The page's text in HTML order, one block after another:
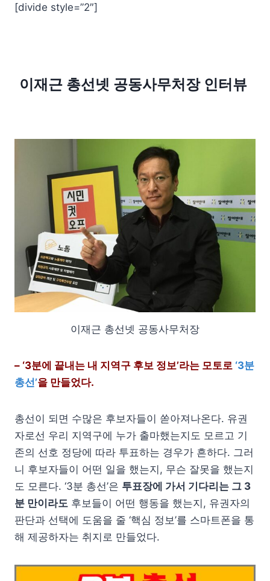
[divide style=”2″]
이재근 총선넷 공동사무처장 인터뷰
이재근 총선넷 공동사무처장
– ‘3분에 끝내는 내 지역구 후보 정보’라는 모토로 ‘3분
총선’을 만들었다.
총선이 되면 수많은 후보자들이 쏟아져나온다. 유권
자로선 우리 지역구에 누가 출마했는지도 모르고 기
존의 선호 정당에 따라 투표하는 경우가 흔하다. 그러
니 후보자들이 어떤 일을 했는지, 무슨 잘못을 했는지
도 모른다. ‘3분 총선’은 투표장에 가서 기다리는 그 3
분 만이라도 후보들이 어떤 행동을 했는지, 유권자의
판단과 선택에 도움을 줄 ‘핵심 정보’를 스마트폰을 통
해 제공하자는 취지로 만들었다.